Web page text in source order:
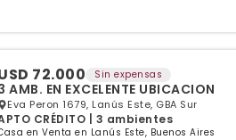
72.000 Sin expensas
AMB. EN EXCELENTE UBICACION
Eva Peron 1679, Lanús Este, GBA Sur
CRÉDITO | 3 ambientes
en Venta en Lanús Este, Buenos Aires